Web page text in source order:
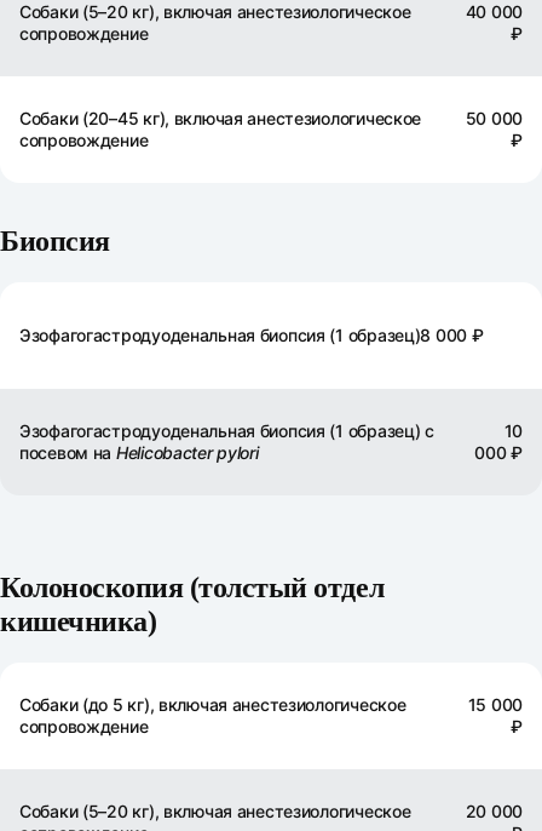
Собаки (5–20 кг), включая анестезиологическое
сопровождение
40 000
₽
Собаки (20–45 кг), включая анестезиологическое
сопровождение
50 000
₽
Биопсия
Эзофагогастродуоденальная биопсия (1 образец)8 000 ₽
Эзофагогастродуоденальная биопсия (1 образец) с
посевом на Helicobacter pylori
10
000 ₽
Колоноскопия (толстый отдел
кишечника)
Собаки (до 5 кг), включая анестезиологическое
сопровождение
15 000
₽
Собаки (5–20 кг), включая анестезиологическое
20 000